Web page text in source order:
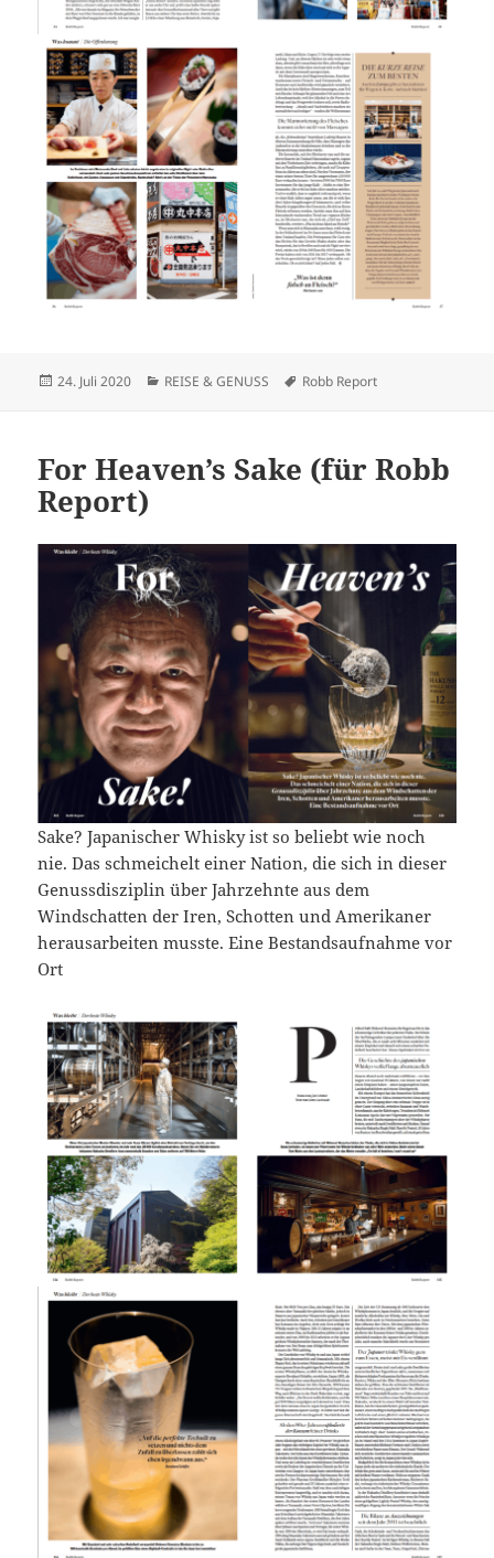
Veröffentlicht
24. Juli 2020 Kategorien
REISE & GENUSS Schlagwörter
Robb Report
For Heaven’s Sake (für Robb
Report)
Sake? Japanischer Whisky ist so beliebt wie noch
nie. Das schmeichelt einer Nation, die sich in dieser
Genussdisziplin über Jahrzehnte aus dem
Windschatten der Iren, Schotten und Amerikaner
herausarbeiten musste. Eine Bestandsaufnahme vor
Ort